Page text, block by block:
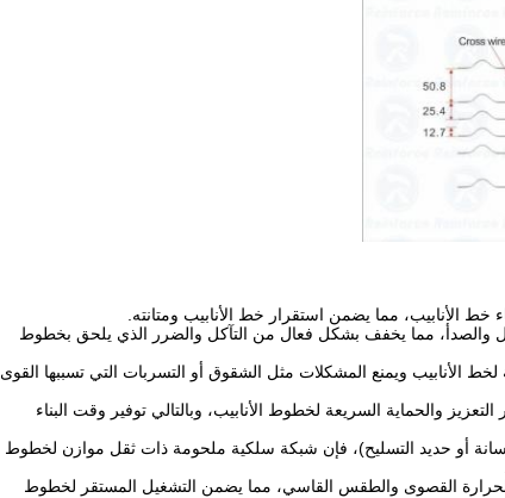
والصدأ، مما يخفف بشكل فعال من التآكل والضرر الذي يلحق بخطوط
لخط الأنابيب ويمنع المشكلات مثل الشقوق أو التسربات التي تسببها القوى
والحماية السريعة لخطوط الأنابيب، وبالتالي توفير وقت البناء
أو حديد التسليح)، فإن شبكة سلكية ملحومة ذات ثقل موازن لخطوط
الحرارة القصوى والطقس القاسي، مما يضمن التشغيل المستقر لخطوط